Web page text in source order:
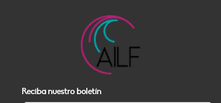
Reciba nuestro boletín